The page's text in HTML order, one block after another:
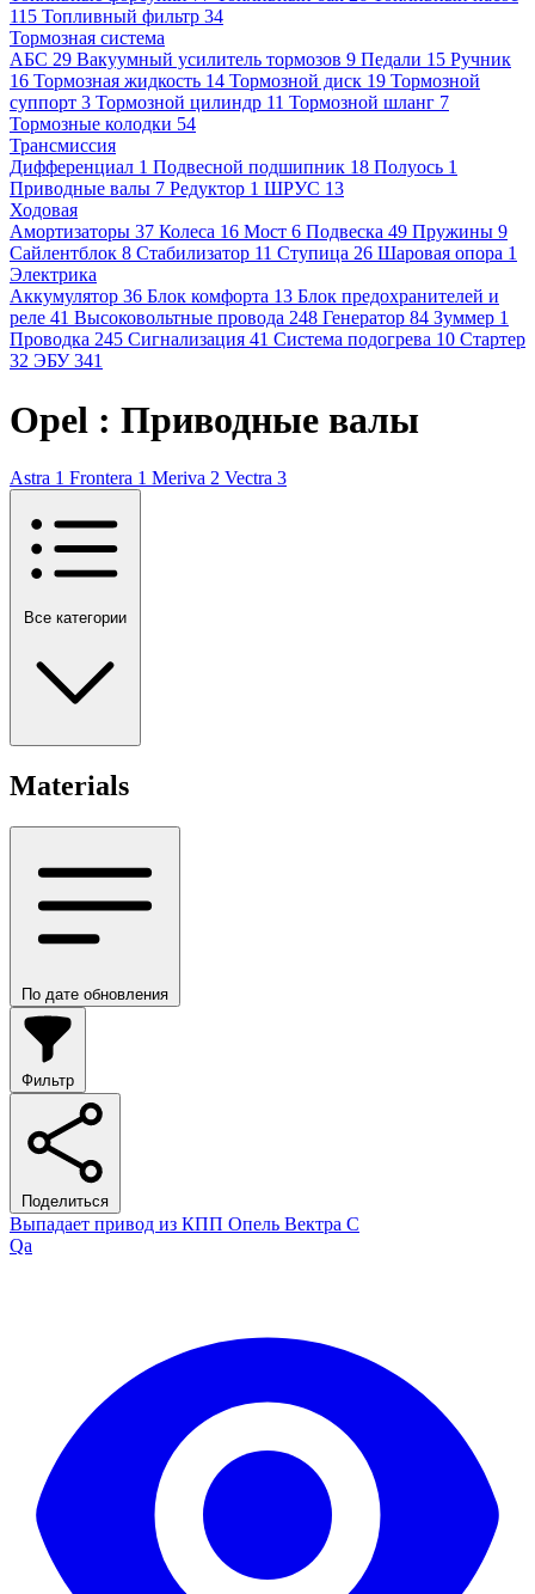
115 Топливный фильтр 34
Тормозная система
АБС 29 Вакуумный усилитель тормозов 9 Педали 15 Ручник
16 Тормозная жидкость 14 Тормозной диск 19 Тормозной
суппорт 3 Тормозной цилиндр 11 Тормозной шланг 7
Тормозные колодки 54
Трансмиссия
Дифференциал 1 Подвесной подшипник 18 Полуось 1
Приводные валы 7 Редуктор 1 ШРУС 13
Ходовая
Амортизаторы 37 Колеса 16 Мост 6 Подвеска 49 Пружины 9
Сайлентблок 8 Стабилизатор 11 Ступица 26 Шаровая опора 1
Электрика
Аккумулятор 36 Блок комфорта 13 Блок предохранителей и
реле 41 Высоковольтные провода 248 Генератор 84 Зуммер 1
Проводка 245 Сигнализация 41 Система подогрева 10 Стартер
32 ЭБУ 341
Opel : Приводные валы
Astra 1 Frontera 1 Meriva 2 Vectra 3
Все категории
Materials
По дате обновления
Фильтр
Поделиться
Выпадает привод из КПП Опель Вектра С
Qa